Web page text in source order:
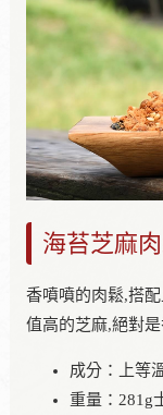
海苔芝麻
香噴噴的肉鬆,搭
值高的芝麻,絕對
成分：上等
重量：281g